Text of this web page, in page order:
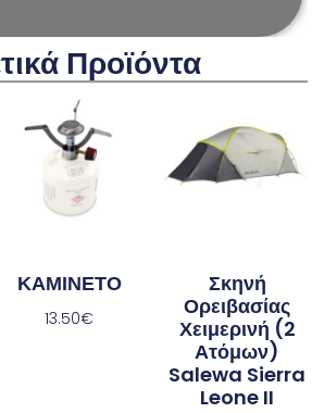
Προϊόντα
ΚΑΜΙΝΕΤΟ
13.50€
Σκηνή
Ορειβασίας
Χειμερινή (2
Ατόμων)
Salewa Sierra
Leone II